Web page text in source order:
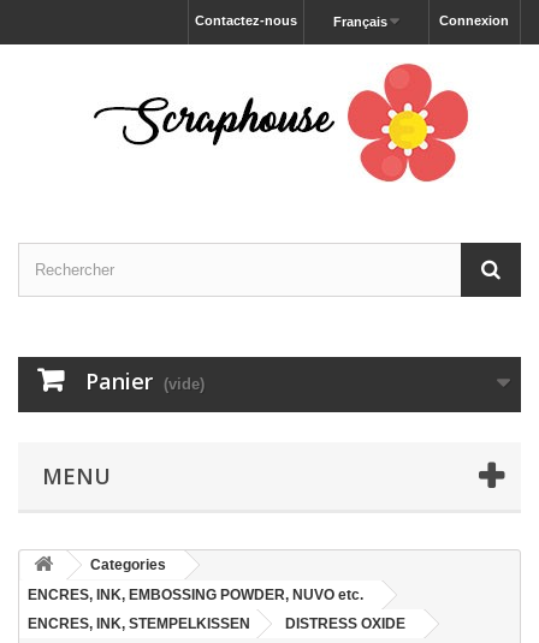
Connexion
Français
Contactez-nous
Panier (vide)
MENU
Categories
ENCRES, INK, EMBOSSING POWDER, NUVO etc.
ENCRES, INK, STEMPELKISSEN
DISTRESS OXIDE